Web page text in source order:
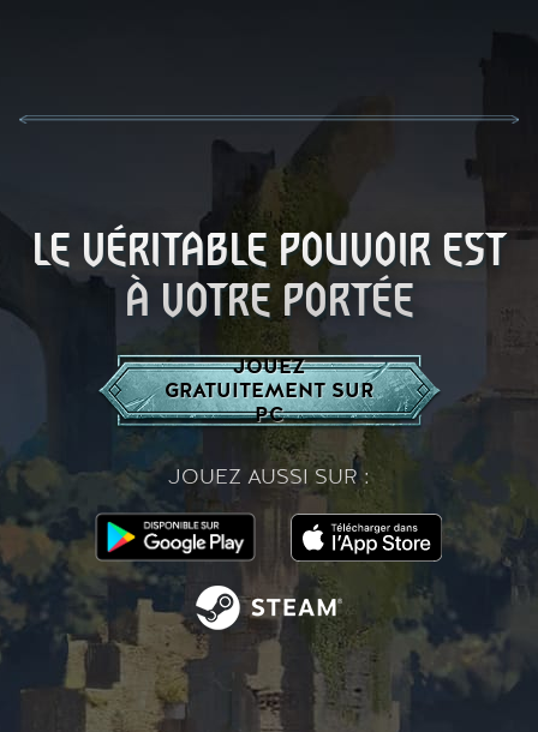
LE VÉRITABLE POUVOIR EST
À VOTRE PORTÉE
JOUEZ
GRATUITEMENT SUR
PC
JOUEZ AUSSI SUR :